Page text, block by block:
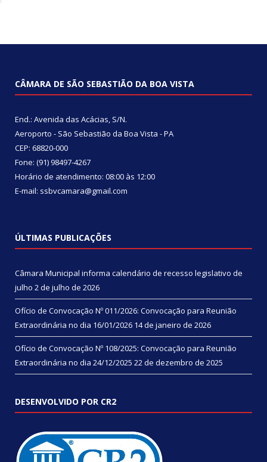
CÂMARA DE SÃO SEBASTIÃO DA BOA VISTA
End.: Avenida das Acácias, S/N.
Aeroporto - São Sebastião da Boa Vista - PA
CEP: 68820-000
Fone: (91) 98497-4267
Horário de atendimento: 08:00 às 12:00
E-mail: ssbvcamara@gmail.com
ÚLTIMAS PUBLICAÇÕES
Câmara Municipal informa calendário de recesso legislativo de
julho 2 de julho de 2026
Ofício de Convocação Nº 011/2026: Convocação para Reunião
Extraordinária no dia 16/01/2026 14 de janeiro de 2026
Ofício de Convocação Nº 108/2025: Convocação para Reunião
Extraordinária no dia 24/12/2025 22 de dezembro de 2025
DESENVOLVIDO POR CR2